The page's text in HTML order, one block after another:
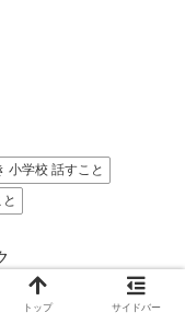
小学校 話すこと
トップ サイドバー